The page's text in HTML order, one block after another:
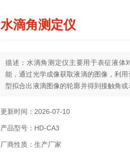
水滴角测定仪
描述：水滴角测定仪主要用于表征液体
能，通过光学成像获取液滴的图像，利
型拟合出液滴图像的轮廓并得到接触角
更新时间：2026-07-10
产品型号：HD-CA3
厂商性质：生产厂家